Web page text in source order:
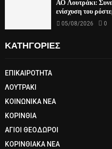
ΑΟ Λουτράκι:
ενίσχυση του
05/08/2026 0
ΚΑΤΗΓΟΡΙΕΣ
ΕΠΙΚΑΙΡΟΤΗΤΑ
ΛΟΥΤΡΑΚΙ
ΚΟΙΝΩΝΙΚΑ ΝΕΑ
ΚΟΡΙΝΘΙΑ
ΑΓΙΟΙ ΘΕΟΔΩΡΟΙ
ΚΟΡΙΝΘΙΑΚΑ ΝΕΑ